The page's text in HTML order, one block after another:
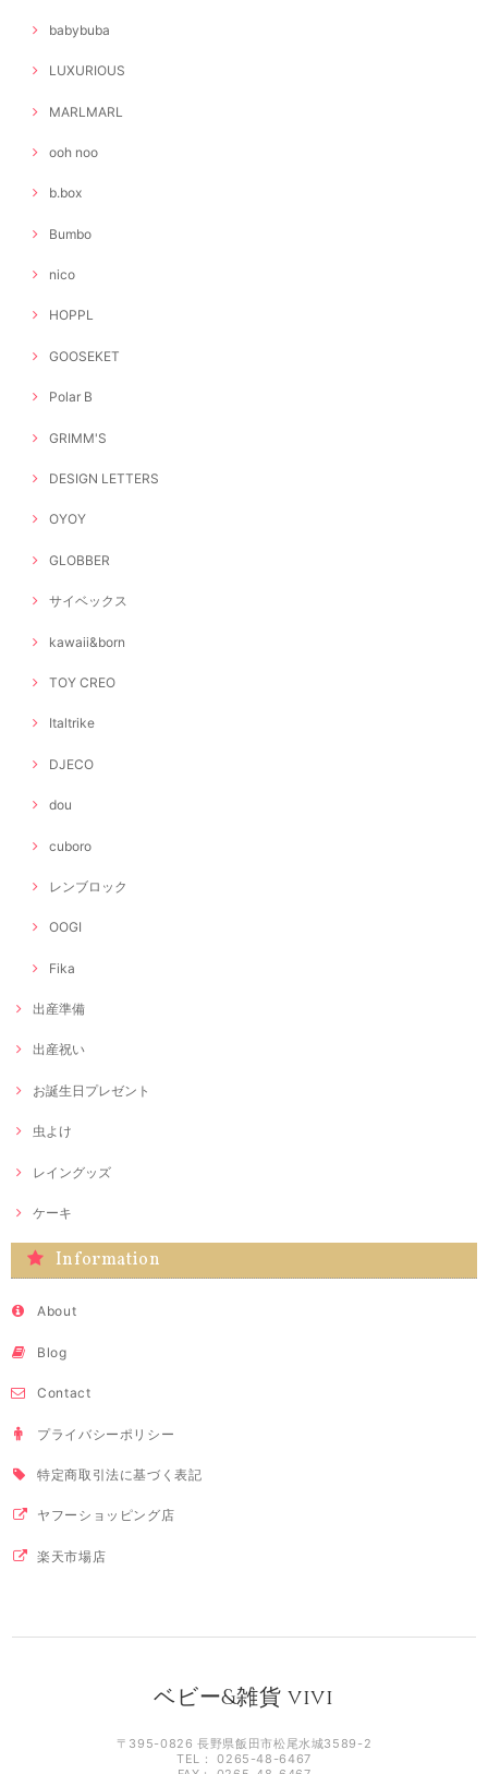
babybuba
LUXURIOUS
MARLMARL
ooh noo
b.box
Bumbo
nico
HOPPL
GOOSEKET
Polar B
GRIMM'S
DESIGN LETTERS
OYOY
GLOBBER
サイベックス
kawaii&born
TOY CREO
Italtrike
DJECO
dou
cuboro
レンブロック
OOGI
Fika
出産準備
出産祝い
お誕生日プレゼント
虫よけ
レイングッズ
ケーキ
Information
About
Blog
Contact
プライバシーポリシー
特定商取引法に基づく表記
ヤフーショッピング店
楽天市場店
ベビー&雑貨 vivi
〒395-0826 長野県飯田市松尾水城3589-2
TEL： 0265-48-6467